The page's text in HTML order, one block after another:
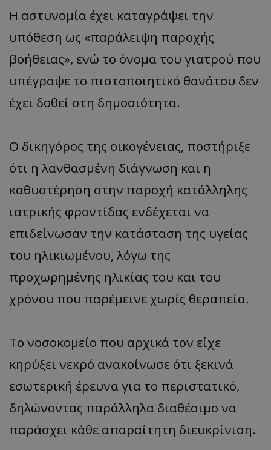
Η αστυνομία έχει καταγράψει την
υπόθεση ως «παράλειψη παροχής
βοήθειας», ενώ το όνομα του γιατρού που
υπέγραψε το πιστοποιητικό θανάτου δεν
έχει δοθεί στη δημοσιότητα.
Ο δικηγόρος της οικογένειας, ποστήριξε
ότι η λανθασμένη διάγνωση και η
καθυστέρηση στην παροχή κατάλληλης
ιατρικής φροντίδας ενδέχεται να
επιδείνωσαν την κατάσταση της υγείας
του ηλικιωμένου, λόγω της
προχωρημένης ηλικίας του και του
χρόνου που παρέμεινε χωρίς θεραπεία.
Το νοσοκομείο που αρχικά τον είχε
κηρύξει νεκρό ανακοίνωσε ότι ξεκινά
εσωτερική έρευνα για το περιστατικό,
δηλώνοντας παράλληλα διαθέσιμο να
παράσχει κάθε απαραίτητη διευκρίνιση.